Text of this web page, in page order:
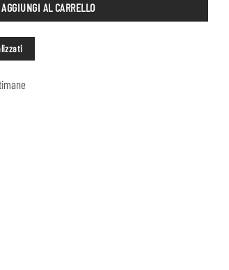
AGGIUNGI AL CARRELLO